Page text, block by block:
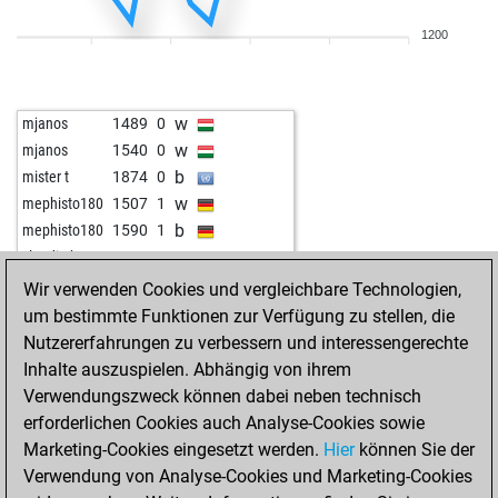
1546
w
triturator 1747
milorad-mica 1649
bluku 1930
bluku 1923
eyuboglu_ 1438
kirkuk kurdi 1586 0 b
uk_024 1569 1 w
bastinado 1500 1 w
hugh cummins 1752 r w
shamwari 1588 0 w
jemi 1683 r b
joylina 1752 1 b
kahe 1562 0 b
arabianknights 1681 0 w
1200
mjanos 1489 0 w
mjanos 1540 0 w
mister t 1874 0 b
mephisto180 1507 1 w
mephisto180 1590 1 b
claudio-h2o 1429 1 w
bfttri 1498 0 b
optimist2 1300 0 b
bogomir 1490 0 w
mjanos 1510 1 b
reinerrobi 1473 0 w
lutte 1453 0 b
willidu 1739 0 w
bogomir 1483 0 b
Wir verwenden Cookies und vergleichbare Technologien,
um bestimmte Funktionen zur Verfügung zu stellen, die
Nutzererfahrungen zu verbessern und interessengerechte
Inhalte auszuspielen. Abhängig von ihrem
Verwendungszweck können dabei neben technisch
erforderlichen Cookies auch Analyse-Cookies sowie
Marketing-Cookies eingesetzt werden. Hierkönnen Sie der
Verwendung von Analyse-Cookies und Marketing-Cookies